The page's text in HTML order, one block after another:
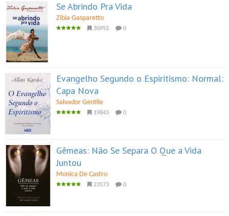
Se Abrindo Pra Vida
Zibia Gasparetto
30992 0
Evangelho Segundo o Espiritismo: Normal:
Capa Nova
Salvador Gentile
19843 0
Gêmeas: Não Se Separa O Que a Vida
Juntou
Monica De Castro
23573 0